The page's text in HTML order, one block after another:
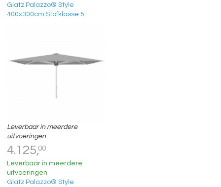
Glatz Palazzo® Style
400x300cm Stofklasse 5
Leverbaar in meerdere
uitvoeringen
4.125,00
Leverbaar in meerdere
uitvoeringen
Glatz Palazzo® Style